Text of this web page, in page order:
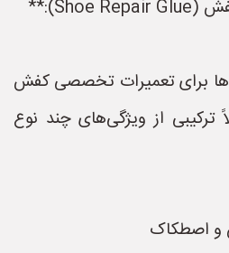
برای تعمیرات تخصصی کفش
ترکیبی از ویژگی‌های چند نوع
و اصطکاک